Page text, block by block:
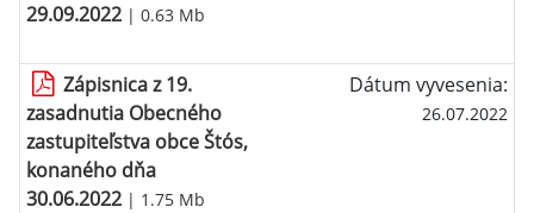
29.09.2022 | 0.63 Mb
Zápisnica z 19.
zasadnutia Obecného
zastupiteľstva obce Štós,
konaného dňa
30.06.2022 | 1.75 Mb
Dátum vyvesenia:
26.07.2022